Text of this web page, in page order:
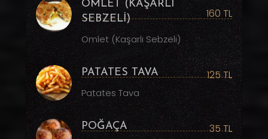
OMLET (KAŞARLI
SEBZELİ)
160 TL
Omlet (Kaşarlı Sebzeli)
PATATES TAVA 125 TL
Patates Tava
POĞAÇA 35 TL